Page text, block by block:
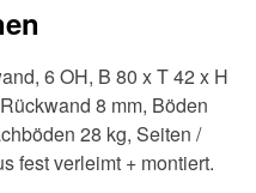
6 OH, B 80 x T 42 x H
8 mm, Böden
28 kg, Seiten /
fest verleimt + montiert.